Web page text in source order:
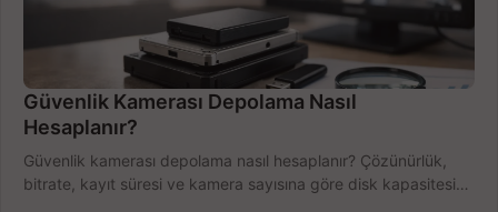
Güvenlik Kamerası Depolama Nasıl
Hesaplanır?
Güvenlik kamerası depolama nasıl hesaplanır? Çözünürlük,
bitrate, kayıt süresi ve kamera sayısına göre disk kapasitesini